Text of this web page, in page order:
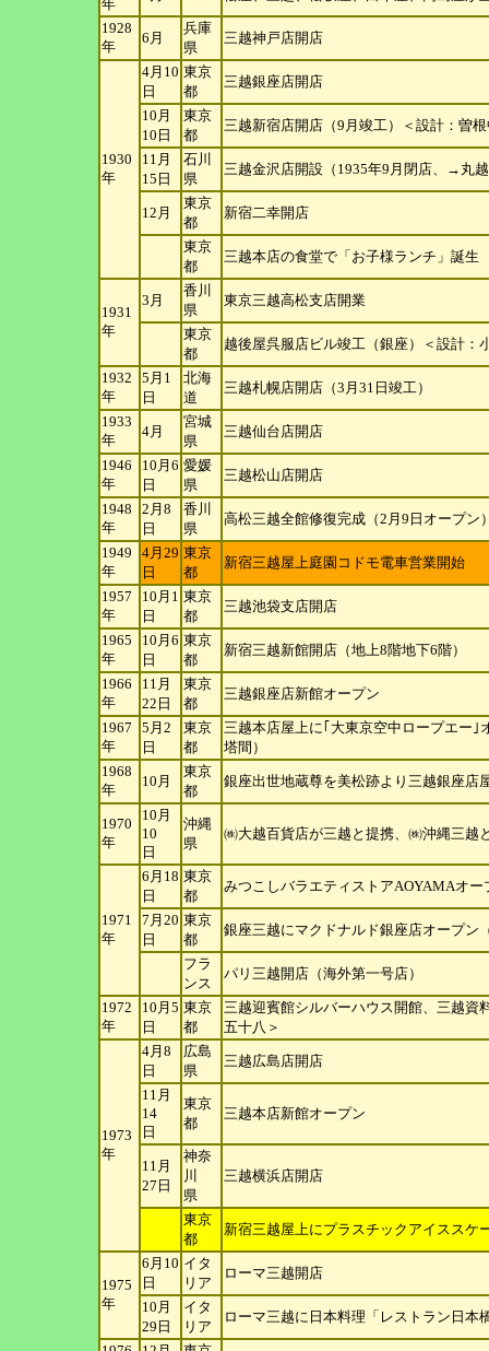
年
1928
年
6月
兵庫
県
三越神戸店開店
1930
年
4月10
日
東京
都
三越銀座店開店
10月
10 日
東京
都
三越新宿店開店（9月竣工）＜設計：曽
11月
15 日
石川
県
三越金沢店開設（1935年9月閉店、→丸
12月
東京
都
新宿二幸開店
東京
都
三越本店の食堂で「お子様ランチ」誕生
1931
年
3月
香川
県
東京三越高松支店開業
東京
都
越後屋呉服店ビル竣工（銀座）＜設計：
1932
年
5月1
日
北海
道
三越札幌店開店（3月31日竣工）
1933
年
4月
宮城
県
三越仙台店開店
1946
年
10月6
日
愛媛
県
三越松山店開店
1948
年
2月8
日
香川
県
高松三越全館修復完成（2月9日オープン
1949
年
4月29
日
東京
都
新宿三越屋上庭園コドモ電車営業開始
1957
年
10月1
日
東京
都
三越池袋支店開店
1965
年
10月6
日
東京
都
新宿三越新館開店（地上8階地下6階）
1966
年
11月
22 日
東京
都
三越銀座店新館オープン
1967
年
5月2
日
東京
都
三越本店屋上に｢大東京空中ロープエー｣
塔間）
1968
年
10月
東京
都
銀座出世地蔵尊を美松跡より三越銀座店
1970
年
10月
10
日
沖縄
県
㈱大越百貨店が三越と提携、㈱沖縄三越
1971
年
6月18
日
東京
都
みつこしバラエティストアAOYAMAオー
7月20
日
東京
都
銀座三越にマクドナルド銀座店オープン
フラ
ンス
パリ三越開店（海外第一号店）
1972
年
10月5
日
東京
都
三越迎賓館シルバーハウス開館、三越資
五十八＞
1973
年
4月8
日
広島
県
三越広島店開店
11月
14
日
東京
都
三越本店新館オープン
11月
27 日
神奈
川
県
三越横浜店開店
東京
都
新宿三越屋上にプラスチックアイススケ
1975
年
6月10
日
イタ
リア
ローマ三越開店
10月
29 日
イタ
リア
ローマ三越に日本料理「レストラン日本